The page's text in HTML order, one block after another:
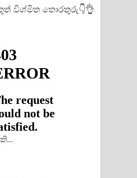
විශ්මිත තොරතුරු👇👌